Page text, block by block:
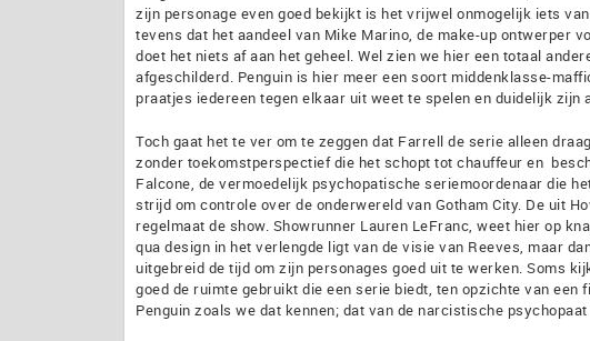
zijn personage even goed bekijkt is het vrijwel onmogelijk iets
tevens dat het aandeel van Mike Marino, de make-up ontwerper
doet het niets af aan het geheel. Wel zien we hier een totaal
afgeschilderd. Penguin is hier meer een soort middenklasse-
praatjes iedereen tegen elkaar uit weet te spelen en duidelijk
Toch gaat het te ver om te zeggen dat Farrell de serie alleen
zonder toekomstperspectief die het schopt tot chauffeur en
Falcone, de vermoedelijk psychopatische seriemoordenaar die
strijd om controle over de onderwereld van Gotham City. De uit
regelmaat de show. Showrunner Lauren LeFranc, weet hier op
qua design in het verlengde ligt van de visie van Reeves, maar
uitgebreid de tijd om zijn personages goed uit te werken. Soms
goed de ruimte gebruikt die een serie biedt, ten opzichte van
Penguin zoals we dat kennen; dat van de narcistische